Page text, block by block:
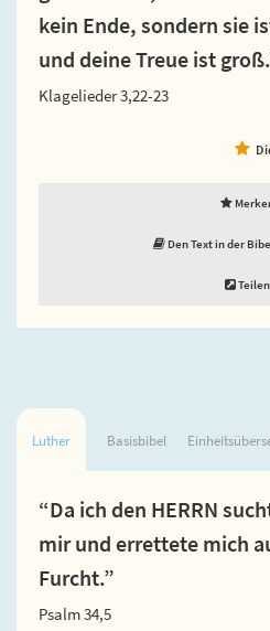
kein Ende, sondern sie
und deine Treue ist
Klagelieder 3,22-23
Den Text in der
Teilen
Luther Basisbibel
“Da ich den HERRN
mir und errettete mich
Furcht.”
Psalm 34,5